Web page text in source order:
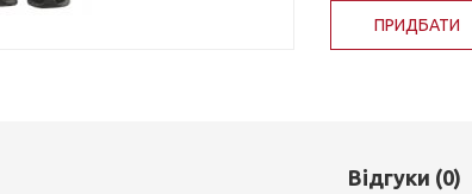
ПРИДБАТИ
Відгуки (0)